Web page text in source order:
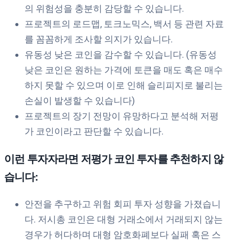
의 위험성을 충분히 감당할 수 있습니다.
프로젝트의 로드맵, 토크노믹스, 백서 등 관련 자료
를 꼼꼼하게 조사할 의지가 있습니다.
유동성 낮은 코인을 감수할 수 있습니다. (유동성
낮은 코인은 원하는 가격에 토큰을 매도 혹은 매수
하지 못할 수 있으며 이로 인해 슬리피지로 불리는
손실이 발생할 수 있습니다)
프로젝트의 장기 전망이 유망하다고 분석해 저평
가 코인이라고 판단할 수 있습니다.
이런 투자자라면 저평가 코인 투자를 추천하지 않
습니다:
안전을 추구하고 위험 회피 투자 성향을 가졌습니
다. 저시총 코인은 대형 거래소에서 거래되지 않는
경우가 허다하며 대형 암호화폐보다 실패 혹은 스